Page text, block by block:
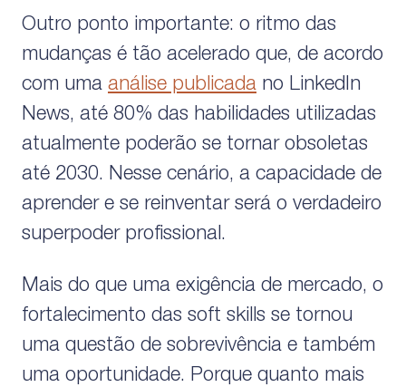
Outro ponto importante: o ritmo das
mudanças é tão acelerado que, de acordo
com uma análise publicada no LinkedIn
News, até 80% das habilidades utilizadas
atualmente poderão se tornar obsoletas
até 2030. Nesse cenário, a capacidade de
aprender e se reinventar será o verdadeiro
superpoder profissional.
Mais do que uma exigência de mercado, o
fortalecimento das soft skills se tornou
uma questão de sobrevivência e também
uma oportunidade. Porque quanto mais